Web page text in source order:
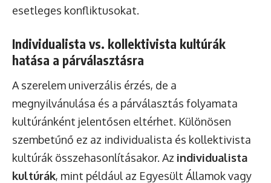
esetleges konfliktusokat.
Individualista vs. kollektivista kultúrák
hatása a párválasztásra
A szerelem univerzális érzés, de a
megnyilvánulása és a párválasztás folyamata
kultúránként jelentősen eltérhet. Különösen
szembetűnő ez az individualista és kollektivista
kultúrák összehasonlításakor. Az individualista
kultúrák, mint például az Egyesült Államok vagy